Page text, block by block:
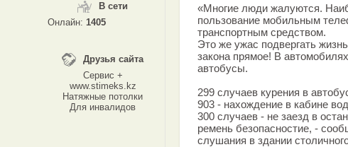
В сети
Онлайн: 1405
Друзья сайта
Сервис +
www.stimeks.kz
Натяжные потолки
Для инвалидов
«Многие люди жалуются.
пользование мобильным
транспортным средством.
Это же ужас подвергать
закона прямое! В
автобусы.
299 случаев курения в
903 - нахождение в кабине
300 случаев - не заезд в
ремень безопасностие, -
слушания в здании